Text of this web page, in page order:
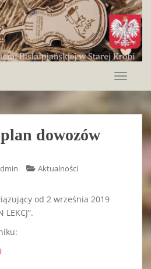
dowozów
Aktualności
od 2 września 2019
LEKCJ”.